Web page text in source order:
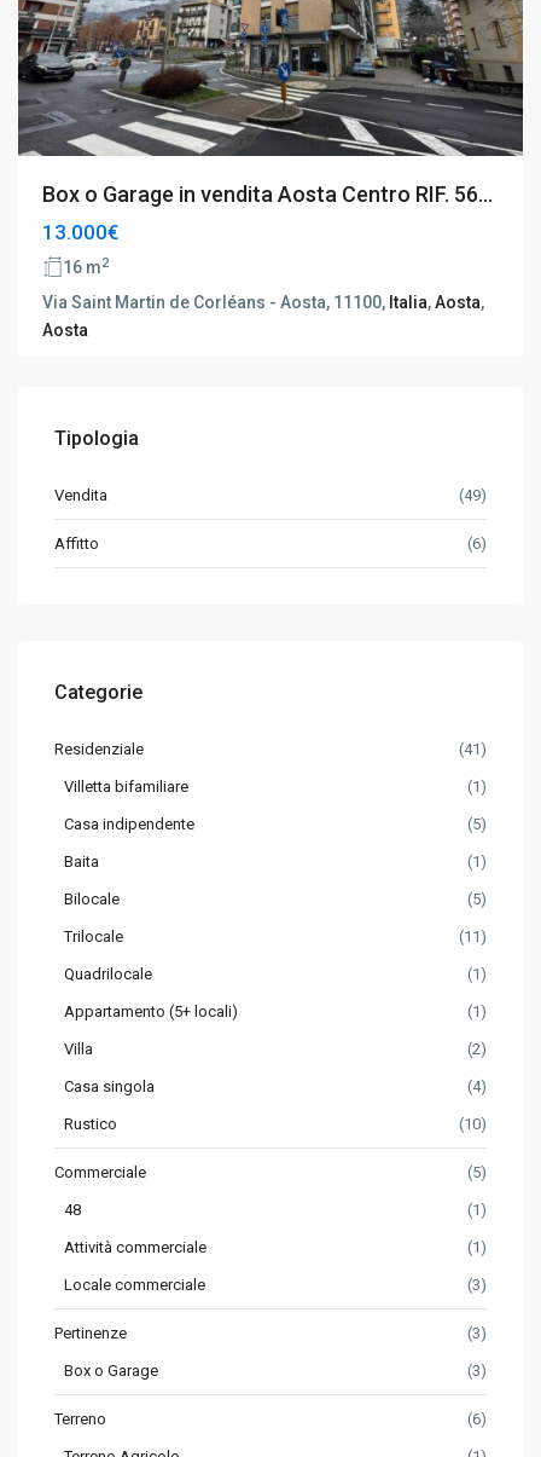
Box o Garage in vendita Aosta Centro RIF. 56...
13.000€
16 m2
Via Saint Martin de Corléans - Aosta, 11100, Italia,Aosta,
Aosta
Tipologia
Vendita (49)
Affitto (6)
Categorie
Residenziale (41)
Villetta bifamiliare (1)
Casa indipendente (5)
Baita (1)
Bilocale (5)
Trilocale (11)
Quadrilocale (1)
Appartamento (5+ locali) (1)
Villa (2)
Casa singola (4)
Rustico (10)
Commerciale (5)
48 (1)
Attività commerciale (1)
Locale commerciale (3)
Pertinenze (3)
Box o Garage (3)
Terreno (6)